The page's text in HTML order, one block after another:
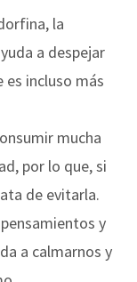
la
a despejar
es incluso más
mucha
por lo que, si
de evitarla.
y
a calmarnos y